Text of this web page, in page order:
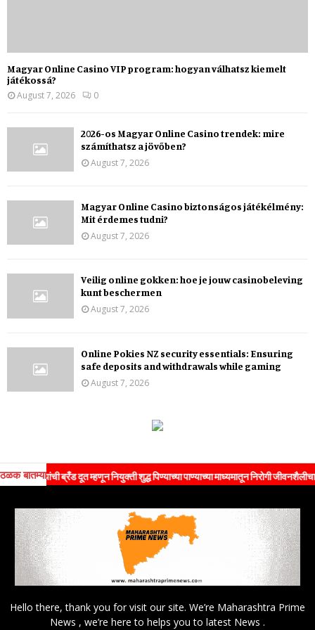
Magyar Online Casino VIP program: hogyan válhatsz kiemelt
játékossá?
August 7, 2026
0
2026-os Magyar Online Casino trendek: mire
számíthatsz a jövőben?
August 7, 2026
Magyar Online Casino biztonságos játékélmény:
Mit érdemes tudni?
August 7, 2026
Veilig online gokken: hoe je jouw casinobeleving
kunt beschermen
August 7, 2026
Online Pokies NZ security essentials: Ensuring
safe deposits and withdrawals while gaming
August 7, 2026
ठळक बातम्या
यांची ब्रँड दूत म्हणून नियुक्ती शुद्ध पिण्याच्या पाण्याच्या माध्यमातून निरोगी जीवनशैलीचा संदेश
Hello there, thank you for visit our site. We’re Maharashtra Prime
News , we’re here to helps you to latest News .